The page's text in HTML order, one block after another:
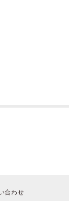
合わせ